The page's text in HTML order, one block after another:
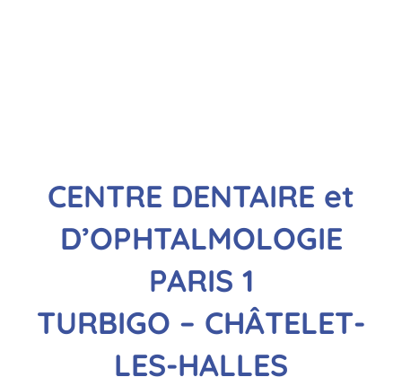
CENTRE DENTAIRE et
D’OPHTALMOLOGIE
PARIS 1
TURBIGO – CHÂTELET-
LES-HALLES